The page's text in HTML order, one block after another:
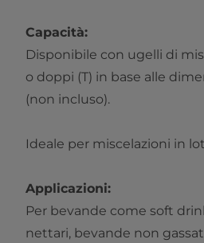
Capacità:
Disponibile con ugelli di
o doppi (T) in base alle
(non incluso).
Ideale per miscelazioni in
Applicazioni:
Per bevande come soft
nettari, bevande non